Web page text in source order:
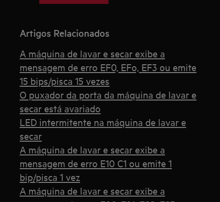
Artigos Relacionados
A máquina de lavar e secar exibe a
mensagem de erro EF0, EFo, EF3 ou emite
15 bips/pisca 15 vezes
O puxador da porta da máquina de lavar e
secar está avariado
LED intermitente na máquina de lavar e
secar
A máquina de lavar e secar exibe a
mensagem de erro E10 C1 ou emite 1
bip/pisca 1 vez
A máquina de lavar e secar exibe a